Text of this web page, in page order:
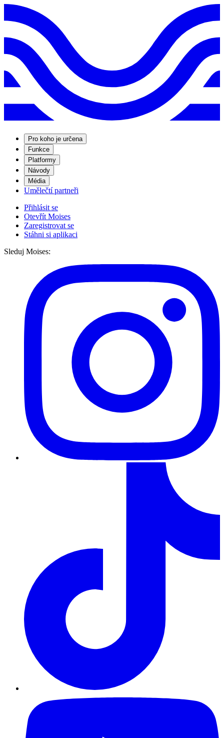
Pro koho je určena
Funkce
Platformy
Návody
Média
Umělečtí partneři
Přihlásit se
Otevřít Moises
Zaregistrovat se
Stáhni si aplikaci
Sleduj Moises: